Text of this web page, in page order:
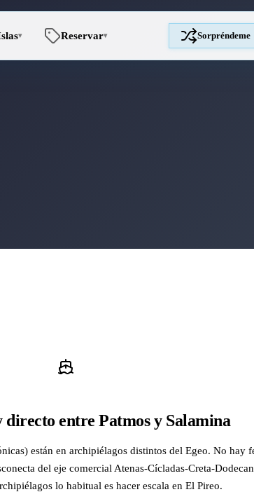
▾ Reservar▾ Sorpréndeme
directo entre Patmos y Salamina
están en archipiélagos distintos del Egeo. No hay
del eje comercial Atenas-Cícladas-Creta-
lo habitual es hacer escala en El Pireo.